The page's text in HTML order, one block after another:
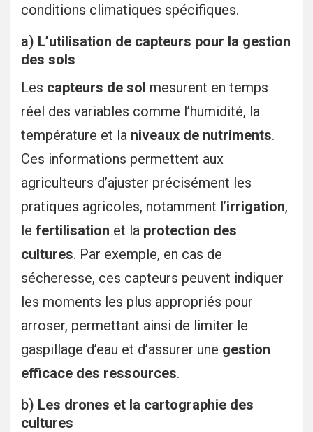
conditions climatiques spécifiques.
a) L’utilisation de capteurs pour la gestion
des sols
Les capteurs de sol mesurent en temps
réel des variables comme l’humidité, la
température et la niveaux de nutriments.
Ces informations permettent aux
agriculteurs d’ajuster précisément les
pratiques agricoles, notamment l’irrigation,
le fertilisation et la protection des
cultures. Par exemple, en cas de
sécheresse, ces capteurs peuvent indiquer
les moments les plus appropriés pour
arroser, permettant ainsi de limiter le
gaspillage d’eau et d’assurer une gestion
efficace des ressources.
b) Les drones et la cartographie des
cultures